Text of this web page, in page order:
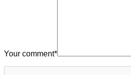
Your comment*